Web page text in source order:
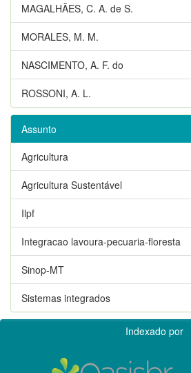
MAGALHÃES, C. A. de S.
MORALES, M. M.
NASCIMENTO, A. F. do
ROSSONI, A. L.
Assunto
Agricultura
Agricultura Sustentável
Ilpf
Integracao lavoura-pecuaria-floresta
Sinop-MT
Sistemas integrados
Indexado por